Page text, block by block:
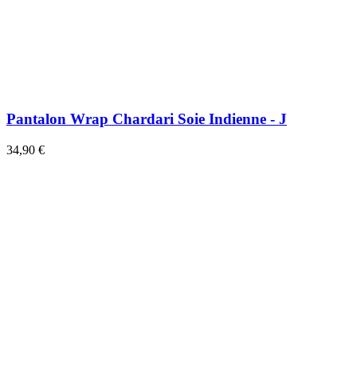
Pantalon Wrap Chardari Soie Indienne - J
34,90 €